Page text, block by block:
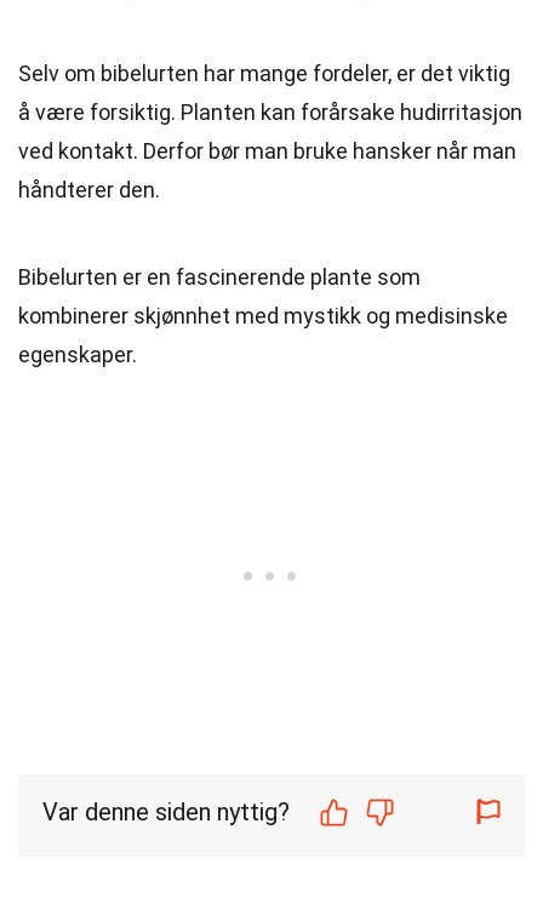
Selv om bibelurten har mange fordeler, er det viktig
å være forsiktig. Planten kan forårsake hudirritasjon
ved kontakt. Derfor bør man bruke hansker når man
håndterer den.
Bibelurten er en fascinerende plante som
kombinerer skjønnhet med mystikk og medisinske
egenskaper.
Var denne siden nyttig?